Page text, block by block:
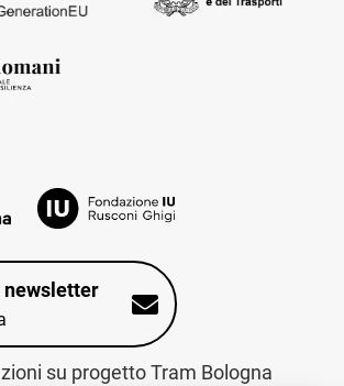
su progetto Tram Bologna